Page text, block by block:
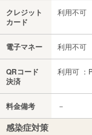
クレジット
カード
利用不可
電子マネー 利用不可
QRコード
決済
利用可 ：
料金備考 －
感染症対策